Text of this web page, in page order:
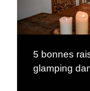
5 bonnes
glamping